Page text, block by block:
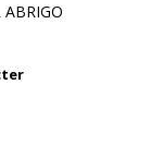
ABRIGO